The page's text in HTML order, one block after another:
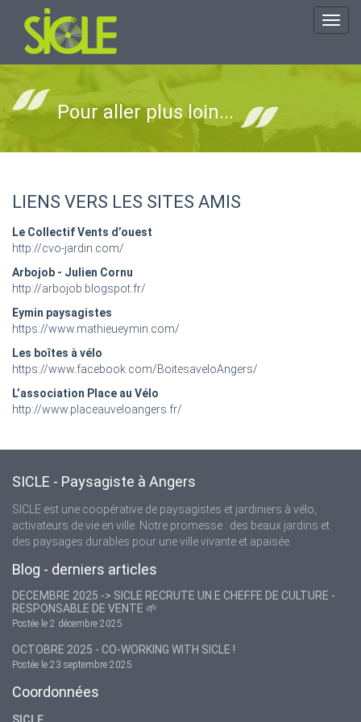
Pour aller plus loin...
LIENS VERS LES SITES AMIS
Le Collectif Vents d’ouest
http://cvo-jardin.com/
Arbojob - Julien Cornu
http://arbojob.blogspot.fr/
Eymin paysagistes
https://www.mathieueymin.com/
Les boîtes à vélo
https://www.facebook.com/BoitesaveloAngers/
L’association Place au Vélo
http://www.placeauveloangers.fr/
SICLE - Paysagiste à Angers
SICLE est une coopérative de paysagistes et jardiniers à vélo,
activateurs de vie en ville. Notre promesse : des beaux jardins et
des paysages durables pour une ville vivante et apaisée.
Blog - derniers articles
DECEMBRE 2025 -> SICLE RECRUTE UN.E CHEF.FE DE CULTURE -
RESPONSABLE DE VENTE 🌱
Postée le 2 décembre 2025
OCTOBRE 2025 - CO-WORKING WITH SICLE !
Postée le 23 septembre 2025
Coordonnées